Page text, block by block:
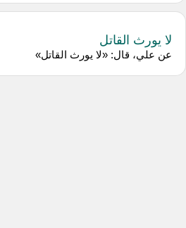
لا يورث القاتل
عن علي، قال: «لا يورث القاتل»